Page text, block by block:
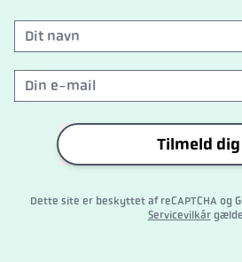
Tilmeld dig
Dette site er beskyttet af reCAPTCHA og
Servicevilkår